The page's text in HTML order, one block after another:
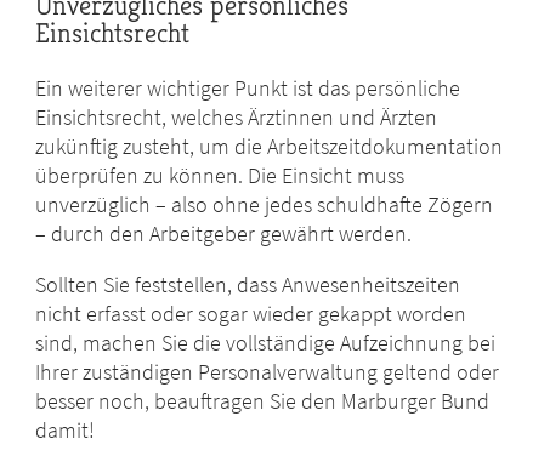
Einsichtsrecht
Ein weiterer wichtiger Punkt ist das persönliche
Einsichtsrecht, welches Ärztinnen und Ärzten
zukünftig zusteht, um die Arbeitszeitdokumentation
überprüfen zu können. Die Einsicht muss
unverzüglich – also ohne jedes schuldhafte Zögern
– durch den Arbeitgeber gewährt werden.
Sollten Sie feststellen, dass Anwesenheitszeiten
nicht erfasst oder sogar wieder gekappt worden
sind, machen Sie die vollständige Aufzeichnung bei
Ihrer zuständigen Personalverwaltung geltend oder
besser noch, beauftragen Sie den Marburger Bund
damit!